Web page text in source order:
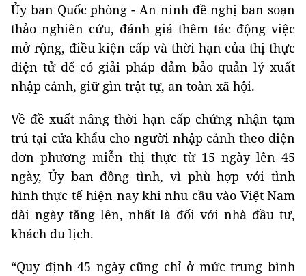
Ủy ban Quốc phòng - An ninh đề nghị ban soạn
thảo nghiên cứu, đánh giá thêm tác động việc
mở rộng, điều kiện cấp và thời hạn của thị thực
điện tử để có giải pháp đảm bảo quản lý xuất
nhập cảnh, giữ gìn trật tự, an toàn xã hội.
Về đề xuất nâng thời hạn cấp chứng nhận tạm
trú tại cửa khẩu cho người nhập cảnh theo diện
đơn phương miễn thị thực từ 15 ngày lên 45
ngày, Ủy ban đồng tình, vì phù hợp với tình
hình thực tế hiện nay khi nhu cầu vào Việt Nam
dài ngày tăng lên, nhất là đối với nhà đầu tư,
khách du lịch.
“Quy định 45 ngày cũng chỉ ở mức trung bình